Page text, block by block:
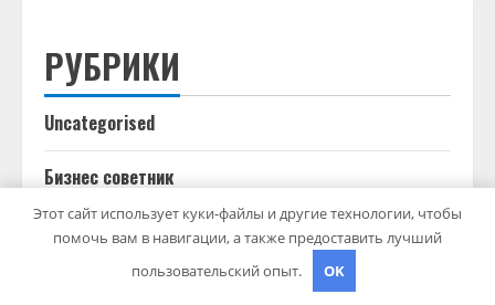
РУБРИКИ
Uncategorised
Бизнес советник
Гараж и авто
Дача, участок
Этот сайт использует куки-файлы и другие технологии, чтобы
помочь вам в навигации, а также предоставить лучший
пользовательский опыт.
OK